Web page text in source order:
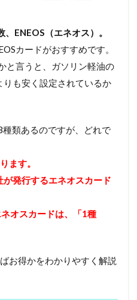
ENEOS（エネオス）。
カードがおすすめです。
と言うと、ガソリン軽油の
も安く設定されているか
類あるのですが、どれで
ます。
が発行するエネオスカード
オスカードは、「1種
お得かをわかりやすく解説